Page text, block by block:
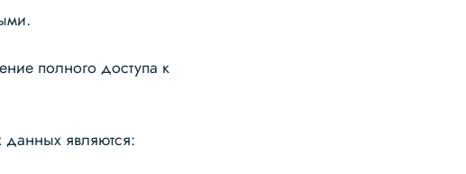
полного доступа к
являются: